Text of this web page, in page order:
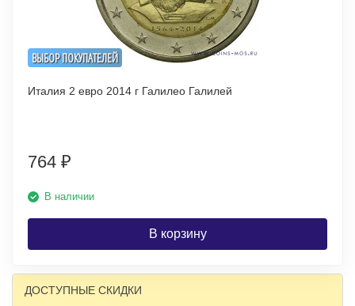
ВЫБОР ПОКУПАТЕЛЕЙ
Италия 2 евро 2014 г Галилео Галилей
764 ₽
В наличии
В корзину
ДОСТУПНЫЕ СКИДКИ